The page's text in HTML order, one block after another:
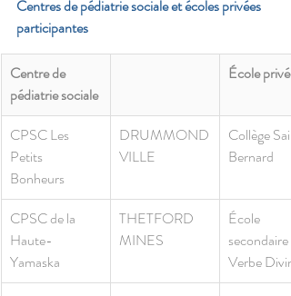
Centres de pédiatrie sociale et écoles privées
participantes
Centre de
pédiatrie sociale
École privée
CPSC Les
Petits
Bonheurs
DRUMMOND
VILLE
Collège
Bernard
CPSC de la
Haute-
Yamaska
THETFORD
MINES
École
secondaire
Verbe Divin